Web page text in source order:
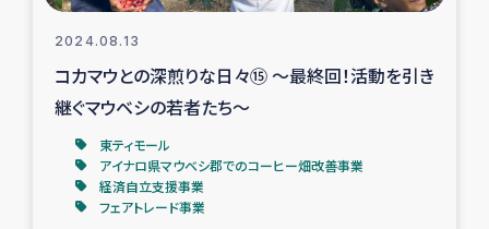
女性の生計向上を通じた子どもの栄養改善事業
民際教育
2024.08.13
コカマウとの深煎りな日々⑮ ～最終回！活動を引き
継ぐマウベシの若者たち～
東ティモール
アイナロ県マウベシ郡でのコーヒー畑改善事業
経済自立支援事業
フェアトレード事業